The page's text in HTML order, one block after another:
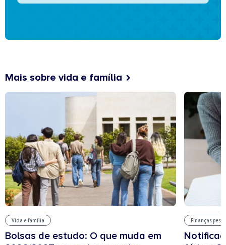
Mais sobre vida e família
Vida e família
Bolsas de estudo: O que muda em
Finanças